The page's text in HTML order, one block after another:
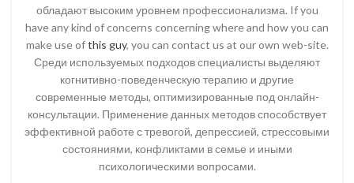
обладают высоким уровнем профессионализма. If you
have any kind of concerns concerning where and how you can
make use ofthis guy, you can contact us at our own web-site.
Среди используемых подходов специалисты выделяют
когнитивно-поведенческую терапию и другие
современные методы, оптимизированные под онлайн-
консультации. Применение данных методов способствует
эффективной работе с тревогой, депрессией, стрессовыми
состояниями, конфликтами в семье и иными
психологическими вопросами.